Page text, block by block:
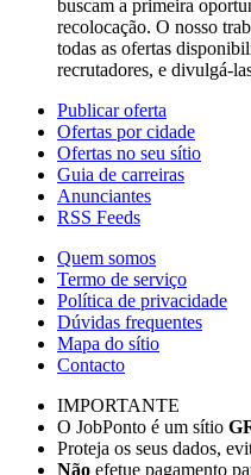
buscam a primeira
recolocação. O nosso
todas as ofertas
recrutadores, e divulgá-
Publicar oferta
Ofertas por cidade
Ofertas no seu sítio
Guia de carreiras
Anunciantes
RSS Feeds
Quem somos
Termo de serviço
Política de privacidade
Dúvidas frequentes
Mapa do sítio
Contacto
IMPORTANTE
O JobPonto é um sítio
Proteja os seus dados,
Não efetue pagamento